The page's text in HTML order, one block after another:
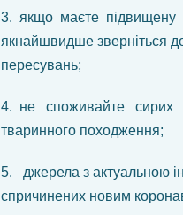
3. якщо маєте підвищену
якнайшвидше зверніться
пересувань;
4. не споживайте сирих
тваринного походження;
5. джерела з актуальною
спричинених новим